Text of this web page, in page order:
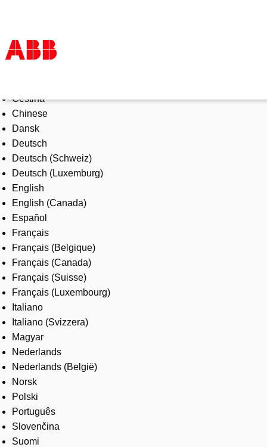
Products & Solutions
Industries
Services
About us
Where to buy
Contact us
Careers
Čeština
Chinese
Dansk
Deutsch
Deutsch (Schweiz)
Deutsch (Luxemburg)
English
English (Canada)
Español
Français
Français (Belgique)
Français (Canada)
Français (Suisse)
Français (Luxembourg)
Italiano
Italiano (Svizzera)
Magyar
Nederlands
Nederlands (België)
Norsk
Polski
Português
Slovenčina
Suomi